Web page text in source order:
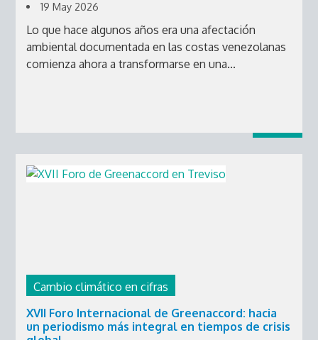
19 May 2026
Lo que hace algunos años era una afectación
ambiental documentada en las costas venezolanas
comienza ahora a transformarse en una...
Cambio climático en cifras
XVII Foro Internacional de Greenaccord: hacia
un periodismo más integral en tiempos de crisis